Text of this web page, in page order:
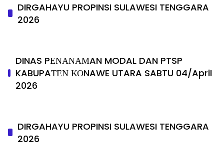
DIRGAHAYU PROPINSI SULAWESI TENGGARA
2026
DINAS PΕΝΑΝΑΜAN MODAL DAN PTSP
KABUPAΤΕΝ ΚΟNAWE UTARA SABTU 04/April
2026
DIRGAHAYU PROPINSI SULAWESI TENGGARA
2026